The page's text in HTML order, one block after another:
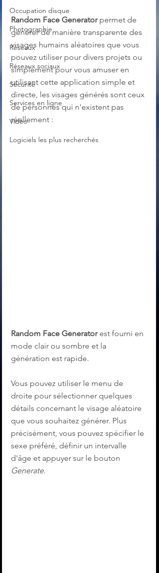
Occupation disque
Photographie
Réseaux
Réseaux sociaux
Sécurité
Services en ligne
Video
Logiciels les plus recherchés
Random Face Generator permet de
générer de manière transparente des
visages humains aléatoires que vous
pouvez utiliser pour divers projets ou
simplement pour vous amuser en
utilisant cette application simple et
directe, les visages générés sont ceux
de personnes qui n'existent pas
réellement :
Random Face Generator est fourni en
mode clair ou sombre et la
génération est rapide.
Vous pouvez utiliser le menu de
droite pour sélectionner quelques
détails concernant le visage aléatoire
que vous souhaitez générer. Plus
précisément, vous pouvez spécifier le
sexe préféré, définir un intervalle
d'âge et appuyer sur le bouton
Generate.